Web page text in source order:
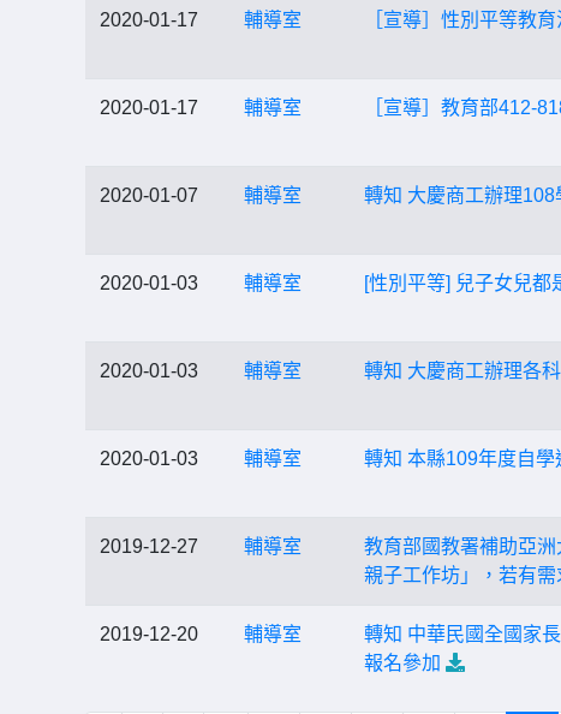
2020-01-17 輔導室 ［宣導］性別平等教
2020-01-17 輔導室 ［宣導］教育部412-
2020-01-07 輔導室 轉知 大慶商工辦理
2020-01-03 輔導室 [性別平等] 兒子女兒
2020-01-03 輔導室 轉知 大慶商工辦理各
2020-01-03 輔導室 轉知 本縣109年度自
2019-12-27 輔導室
教育部國教署補助亞
親子工作坊」，若有
2019-12-20 輔導室
轉知 中華民國全國家
報名參加